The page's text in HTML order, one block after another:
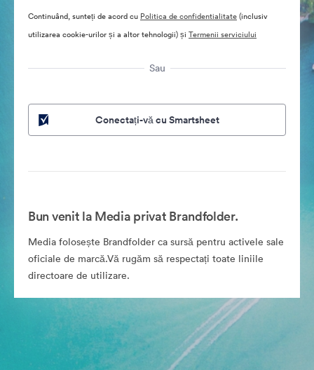
Continuând, sunteți de acord cu Politica de confidentialitate(inclusiv
utilizarea cookie-urilor și a altor tehnologii) și Termenii serviciului
Sau
Conectați-vă cu Smartsheet
Bun venit la Media privat Brandfolder.
Media folosește Brandfolder ca sursă pentru activele sale
oficiale de marcă.Vă rugăm să respectați toate liniile
directoare de utilizare.